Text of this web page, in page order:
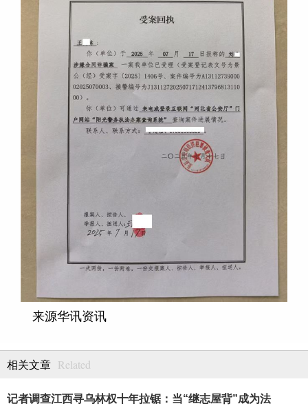
来源华讯资讯
相关文章 Related
记者调查江西寻乌林权十年拉锯：当“继志屋背”成为法